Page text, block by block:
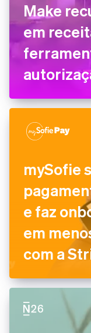
Make
em
mySofie
e faz
em
com a